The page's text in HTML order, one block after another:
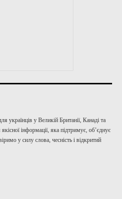
у Великій Британії, Канаді та
інформації, яка підтримує, об’єднує
у силу слова, чесність і відкритий